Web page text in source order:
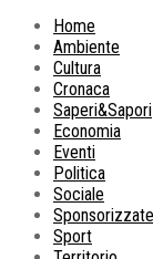
Home
Ambiente
Cultura
Cronaca
Saperi&Sapori
Economia
Eventi
Politica
Sociale
Sponsorizzate
Sport